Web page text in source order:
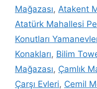
Mağazası, Atakent
Atatürk Mahallesi
Konutları
Konakları, Bilim
Mağazası, Çamlık
Çarşı Evleri, Cemil